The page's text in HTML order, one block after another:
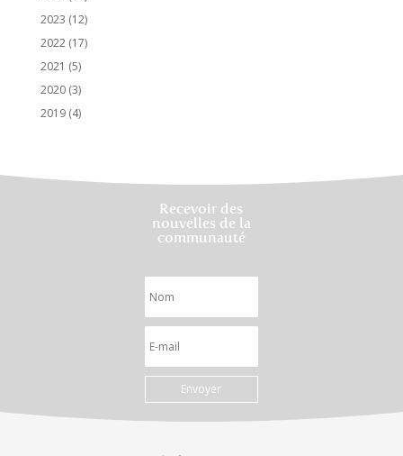
2023 (12)
2022(17)
2021 (5)
2020(3)
2019(4)
Recevoir des
nouvelles de la
communauté
Envoyer